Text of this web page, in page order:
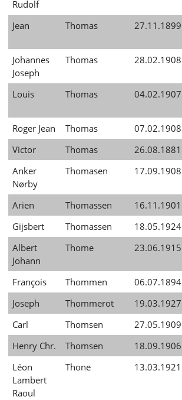
Rudolf
Jean Thomas 27.11.1899
Johannes
Joseph
Thomas 28.02.1908
Louis Thomas 04.02.1907
Roger Jean
Thomas 07.02.1908
Victor
Thomas 26.08.1881
Anker
Nørby
Thomasen 17.09.1908
Arien Thomassen 16.11.1901
Gijsbert
Thomassen 18.05.1924
Albert
Johann
Thome 23.06.1915
François Thommen 06.07.1894
Joseph
Thommerot 19.03.1927
Carl
Thomsen
27.05.1909
Henry Chr.
Thomsen 18.09.1906
Léon
Lambert
Raoul
Thone 13.03.1921